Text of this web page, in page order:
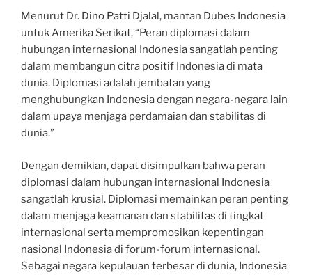
Menurut Dr. Dino Patti Djalal, mantan Dubes Indonesia
untuk Amerika Serikat, “Peran diplomasi dalam
hubungan internasional Indonesia sangatlah penting
dalam membangun citra positif Indonesia di mata
dunia. Diplomasi adalah jembatan yang
menghubungkan Indonesia dengan negara-negara lain
dalam upaya menjaga perdamaian dan stabilitas di
dunia.”
Dengan demikian, dapat disimpulkan bahwa peran
diplomasi dalam hubungan internasional Indonesia
sangatlah krusial. Diplomasi memainkan peran penting
dalam menjaga keamanan dan stabilitas di tingkat
internasional serta mempromosikan kepentingan
nasional Indonesia di forum-forum internasional.
Sebagai negara kepulauan terbesar di dunia, Indonesia